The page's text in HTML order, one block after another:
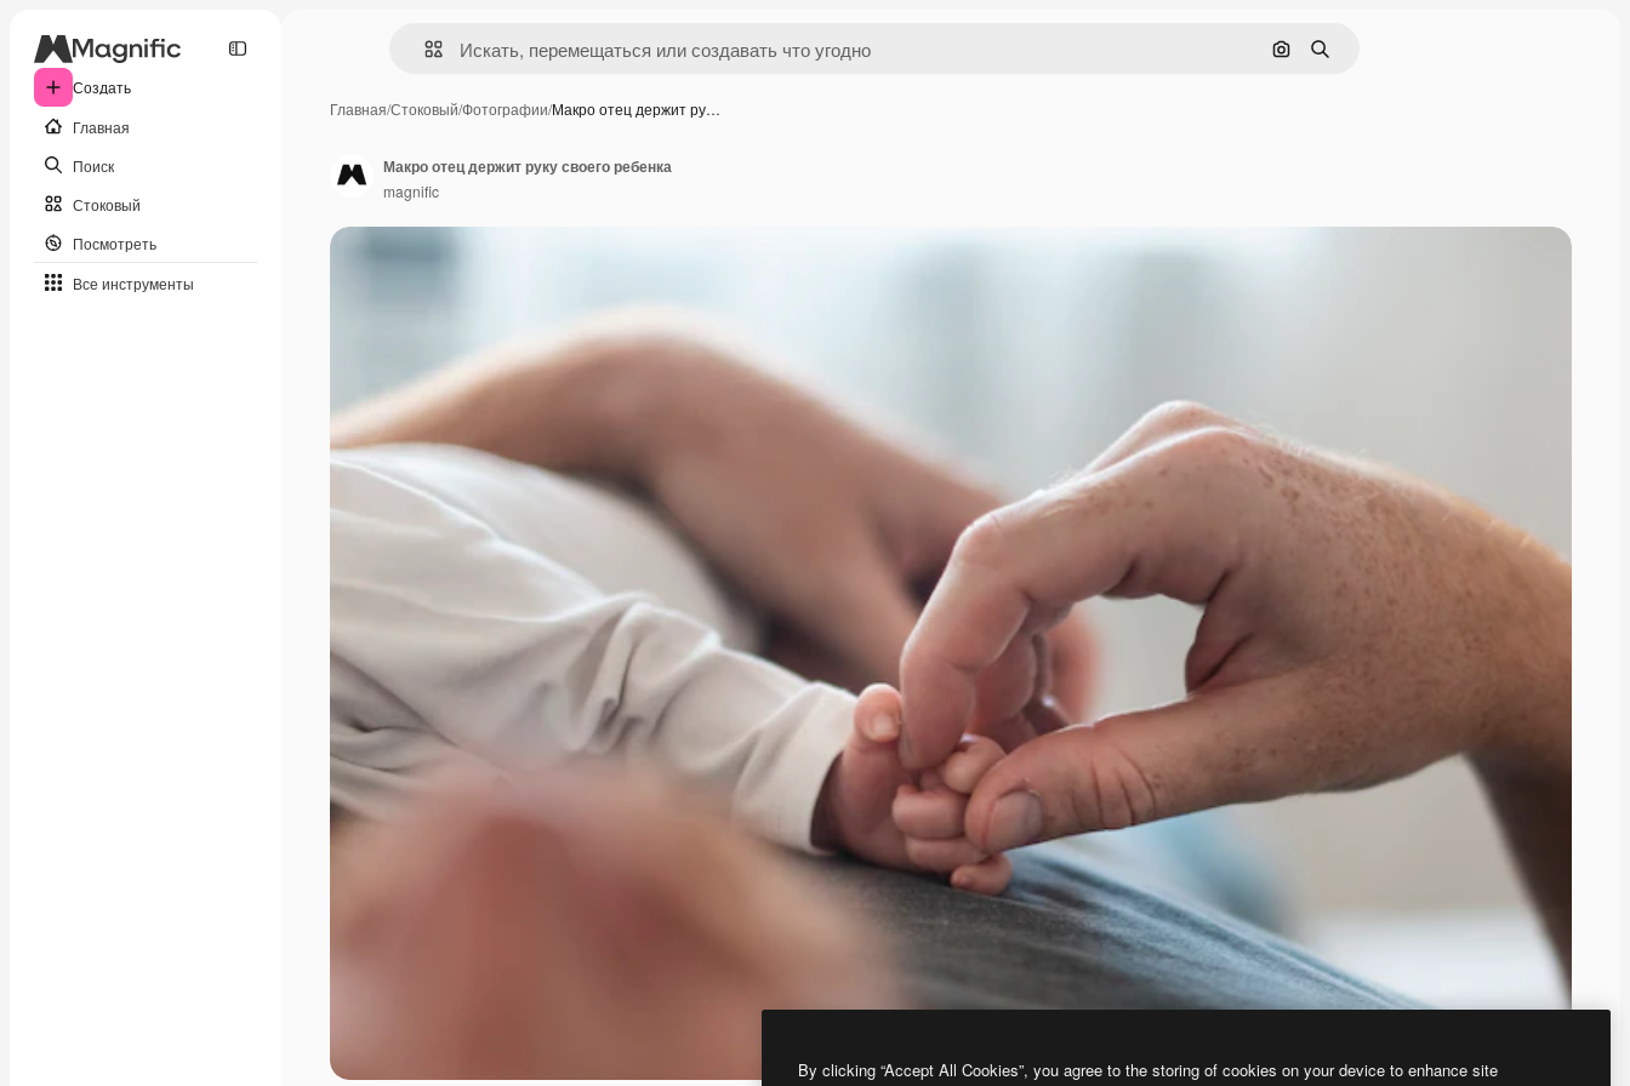
Создать
Главная
Поиск
Стоковый
Посмотреть
Все инструменты
Поиск по изображению
Поиск
Главная/Стоковый/Фотографии/Макро отец держит ру…
Макро отец держит руку своего ребенка
magnific
By clicking “Accept All Cookies”, you agree to the storing of cookies on your device to enhance site